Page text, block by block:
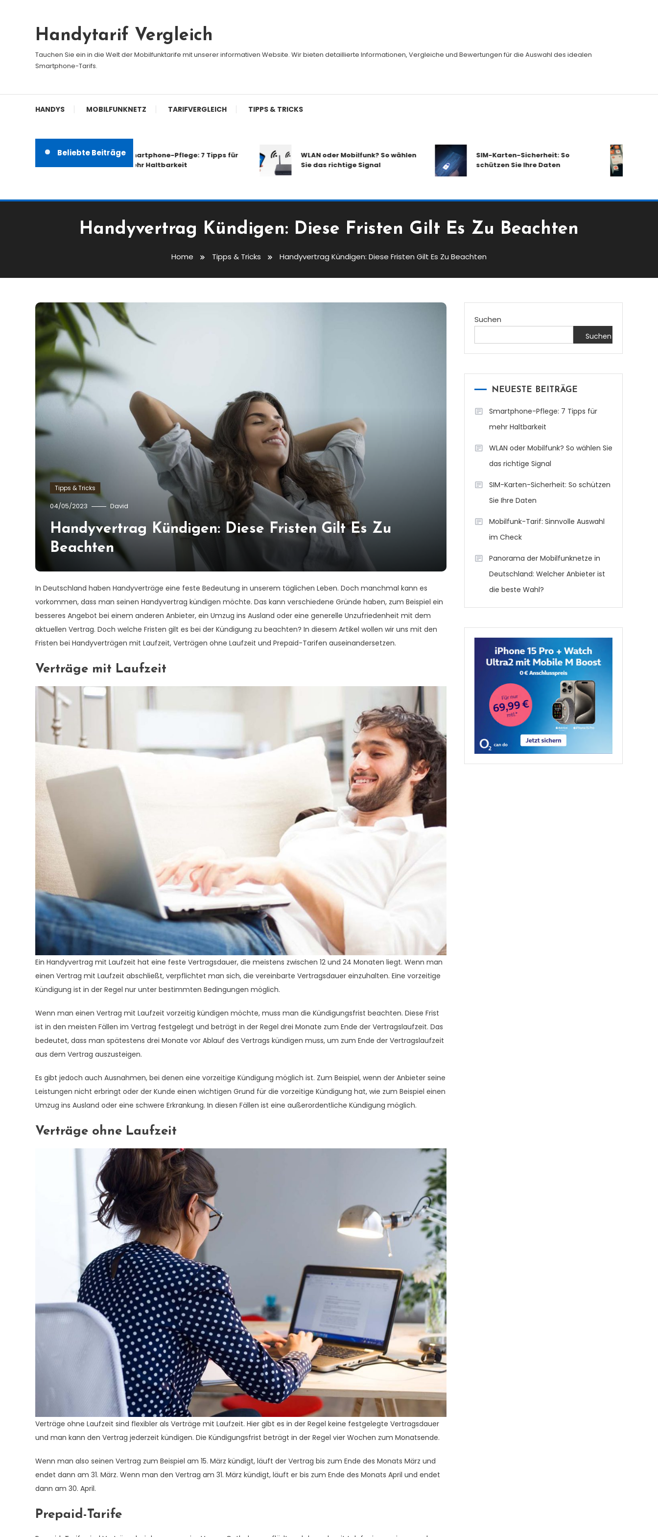
Handytarif Vergleich
Tauchen Sie ein in die Welt der Mobilfunktarife mit unserer informativen Website. Wir bieten detaillierte Informationen, Vergleiche und Bewertungen für die Auswahl des idealen
Smartphone-Tarifs.
HANDYS MOBILFUNKNETZ TARIFVERGLEICH TIPPS & TRICKS
Beliebte BeiträgeSmartphone-Pflege: 7 Tipps für
mehr Haltbarkeit
WLAN oder Mobilfunk? So wählen
Sie das richtige Signal
SIM-Karten-Sicherheit: So
schützen Sie Ihre Daten
Handyvertrag Kündigen: Diese Fristen Gilt Es Zu Beachten
Home Tipps & Tricks Handyvertrag Kündigen: Diese Fristen Gilt Es Zu Beachten
Tipps & Tricks
04/05/2023 David
Handyvertrag Kündigen: Diese Fristen Gilt Es Zu
Beachten
In Deutschland haben Handyverträge eine feste Bedeutung in unserem täglichen Leben. Doch manchmal kann es
vorkommen, dass man seinen Handyvertrag kündigen möchte. Das kann verschiedene Gründe haben, zum Beispiel ein
besseres Angebot bei einem anderen Anbieter, ein Umzug ins Ausland oder eine generelle Unzufriedenheit mit dem
aktuellen Vertrag. Doch welche Fristen gilt es bei der Kündigung zu beachten? In diesem Artikel wollen wir uns mit den
Fristen bei Handyverträgen mit Laufzeit, Verträgen ohne Laufzeit und Prepaid-Tarifen auseinandersetzen.
Verträge mit Laufzeit
Ein Handyvertrag mit Laufzeit hat eine feste Vertragsdauer, die meistens zwischen 12 und 24 Monaten liegt. Wenn man
einen Vertrag mit Laufzeit abschließt, verpflichtet man sich, die vereinbarte Vertragsdauer einzuhalten. Eine vorzeitige
Kündigung ist in der Regel nur unter bestimmten Bedingungen möglich.
Wenn man einen Vertrag mit Laufzeit vorzeitig kündigen möchte, muss man die Kündigungsfrist beachten. Diese Frist
ist in den meisten Fällen im Vertrag festgelegt und beträgt in der Regel drei Monate zum Ende der Vertragslaufzeit. Das
bedeutet, dass man spätestens drei Monate vor Ablauf des Vertrags kündigen muss, um zum Ende der Vertragslaufzeit
aus dem Vertrag auszusteigen.
Es gibt jedoch auch Ausnahmen, bei denen eine vorzeitige Kündigung möglich ist. Zum Beispiel, wenn der Anbieter seine
Leistungen nicht erbringt oder der Kunde einen wichtigen Grund für die vorzeitige Kündigung hat, wie zum Beispiel einen
Umzug ins Ausland oder eine schwere Erkrankung. In diesen Fällen ist eine außerordentliche Kündigung möglich.
Verträge ohne Laufzeit
Verträge ohne Laufzeit sind flexibler als Verträge mit Laufzeit. Hier gibt es in der Regel keine festgelegte Vertragsdauer
und man kann den Vertrag jederzeit kündigen. Die Kündigungsfrist beträgt in der Regel vier Wochen zum Monatsende.
Wenn man also seinen Vertrag zum Beispiel am 15. März kündigt, läuft der Vertrag bis zum Ende des Monats März und
endet dann am 31. März. Wenn man den Vertrag am 31. März kündigt, läuft er bis zum Ende des Monats April und endet
dann am 30. April.
Prepaid-Tarife
Suchen
Suchen
NEUESTE BEITRÄGE
Smartphone-Pflege: 7 Tipps für
mehr Haltbarkeit
WLAN oder Mobilfunk? So wählen Sie
das richtige Signal
SIM-Karten-Sicherheit: So schützen
Sie Ihre Daten
Mobilfunk-Tarif: Sinnvolle Auswahl
im Check
Panorama der Mobilfunknetze in
Deutschland: Welcher Anbieter ist
die beste Wahl?